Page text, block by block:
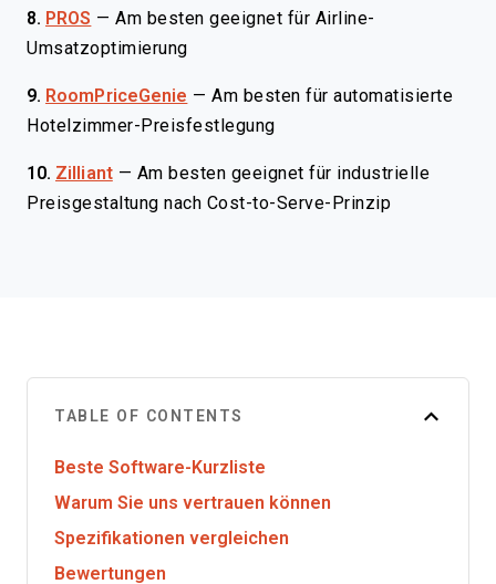
8. PROS —Am besten geeignet für Airline-
Umsatzoptimierung
9. RoomPriceGenie —Am besten für automatisierte
Hotelzimmer-Preisfestlegung
10. Zilliant — Am besten geeignet für industrielle
Preisgestaltung nach Cost-to-Serve-Prinzip
TABLE OF CONTENTS
Beste Software-Kurzliste
Warum Sie uns vertrauen können
Spezifikationen vergleichen
Bewertungen